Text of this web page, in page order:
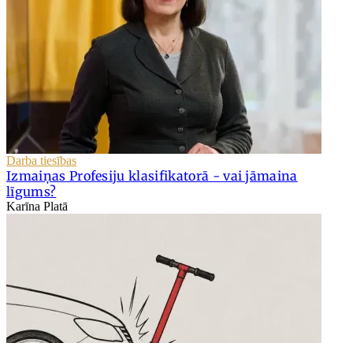
Darba tiesības
Izmaiņas Profesiju klasifikatorā - vai jāmaina
līgums?
Karīna Platā